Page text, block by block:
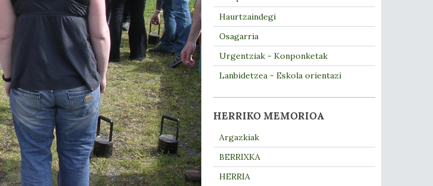
Haurtzaindegi
Osagarria
Urgentziak - Konponketak
Lanbidetzea - Eskola orientazi
HERRIKO MEMORIOA
Argazkiak
BERRIXKA
HERRIA